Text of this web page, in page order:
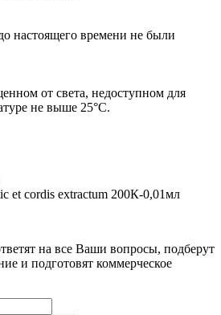
настоящего времени не были
от света, недоступном для
не выше 25°С.
et cordis extractum 200К-0,01мл
на все Ваши вопросы, подберут
и подготовят коммерческое